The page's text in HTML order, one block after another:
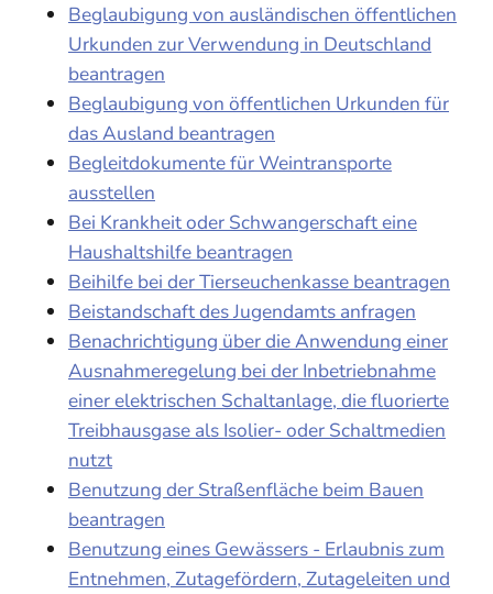
Beglaubigung von ausländischen öffentlichen
Urkunden zur Verwendung in Deutschland
beantragen
Beglaubigung von öffentlichen Urkunden für
das Ausland beantragen
Begleitdokumente für Weintransporte
ausstellen
Bei Krankheit oder Schwangerschaft eine
Haushaltshilfe beantragen
Beihilfe bei der Tierseuchenkasse beantragen
Beistandschaft des Jugendamts anfragen
Benachrichtigung über die Anwendung einer
Ausnahmeregelung bei der Inbetriebnahme
einer elektrischen Schaltanlage, die fluorierte
Treibhausgase als Isolier- oder Schaltmedien
nutzt
Benutzung der Straßenfläche beim Bauen
beantragen
Benutzung eines Gewässers - Erlaubnis zum
Entnehmen, Zutagefördern, Zutageleiten und